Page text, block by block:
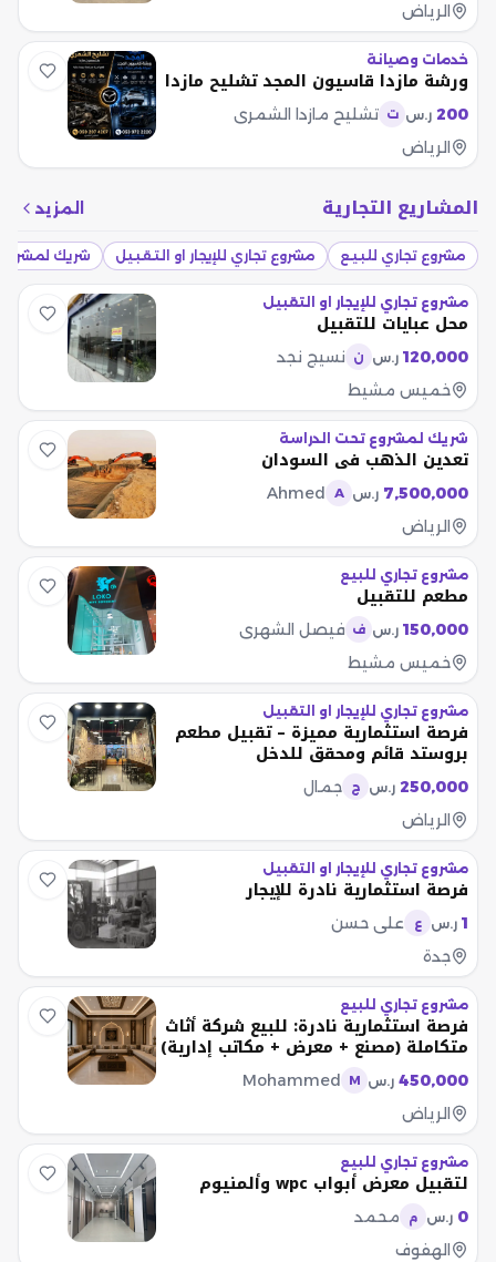
الرياض
خدمات وصيانة
ورشة مازدا قاسيون المجد تشليح مازدا
200 ر.س ت تشليح مازدا الشمري
الرياض
المشاريع التجارية المزيد
مشروع تجاري للبيع مشروع تجاري للإيجار او التقبيل شريك لمشروع
مشروع تجاري للإيجار او التقبيل
محل عبايات للتقبيل
120,000 ر.س ن
نسيج نجد
خميس مشيط
شريك لمشروع تحت الدراسة
تعدين الذهب في السودان
7,500,000 ر.س A
Ahmed
الرياض
مشروع تجاري للبيع
مطعم للتقبيل
150,000 ر.س ف فيصل الشهري
خميس مشيط
مشروع تجاري للإيجار او التقبيل
فرصة استثمارية مميزة – تقبيل مطعم
بروستد قائم ومحقق للدخل
250,000 ر.س ج
جمال
الرياض
مشروع تجاري للإيجار او التقبيل
فرصة استثمارية نادرة للإيجار
1 ر.س ع
علي حسن
جدة
مشروع تجاري للبيع
فرصة استثمارية نادرة: للبيع شركة أثاث
متكاملة (مصنع + معرض + مكاتب إدارية)
450,000 ر.س M
Mohammed
الرياض
مشروع تجاري للبيع
لتقبيل معرض أبواب wpc وألمنيوم
0 ر.س م
محمد
الهفوف